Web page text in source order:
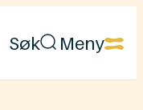
Søk Meny